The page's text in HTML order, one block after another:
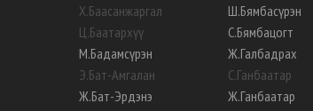
Х.Баасанжаргал
Ц.Баатархүү
М.Бадамсүрэн
Э.Бат-Амгалан
Ж.Бат-Эрдэнэ
Ш.Бямбасүрэн
С.Бямбацогт
Ж.Галбадрах
С.Ганбаатар
Ж.Ганбаатар